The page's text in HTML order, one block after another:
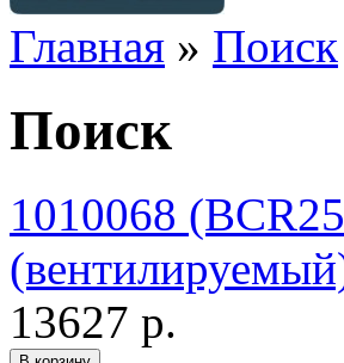
Главная » Поиск
Поиск
1010068
13627 р.